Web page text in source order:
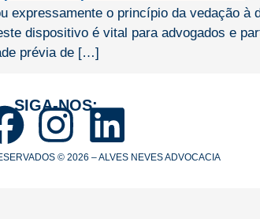
o princípio da vedação à
dispositivo é vital para advogados e
prévia de […]
SIGA-NOS:
© 2026 – ALVES NEVES ADVOCACIA